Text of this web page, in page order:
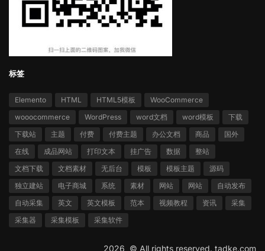
标签
Elemento HTML HTML5模板
WooCommerce
wooocommerce
WordPress word文档 word模板
下载
下载站
主题 付费 付费主题 办公文档 商品
国外
在线
成品网站 打印文本 挂广告 数据
整站
文档下载
文档素材 无后台 模板 模板主题
源码
独立建站
电子商城 系统 素材 网站 网站
自动发布
自动采集
英文 英文模板 范本 视频教程 资讯
采集
采集器
采集模板 采集软件
2026 © All rights reserved. tadke.com